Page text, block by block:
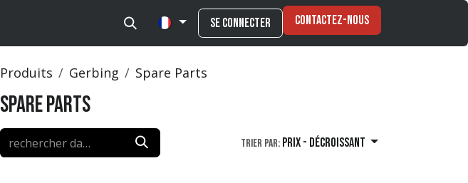
Se connecter Contactez-nous
Produits Gerbing Spare Parts
Spare Parts
Trier par: Prix - Décroissant